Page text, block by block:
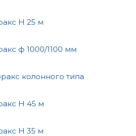
H 25 м
ф 1000/1100 мм
колонного типа
H 45 м
H 35 м